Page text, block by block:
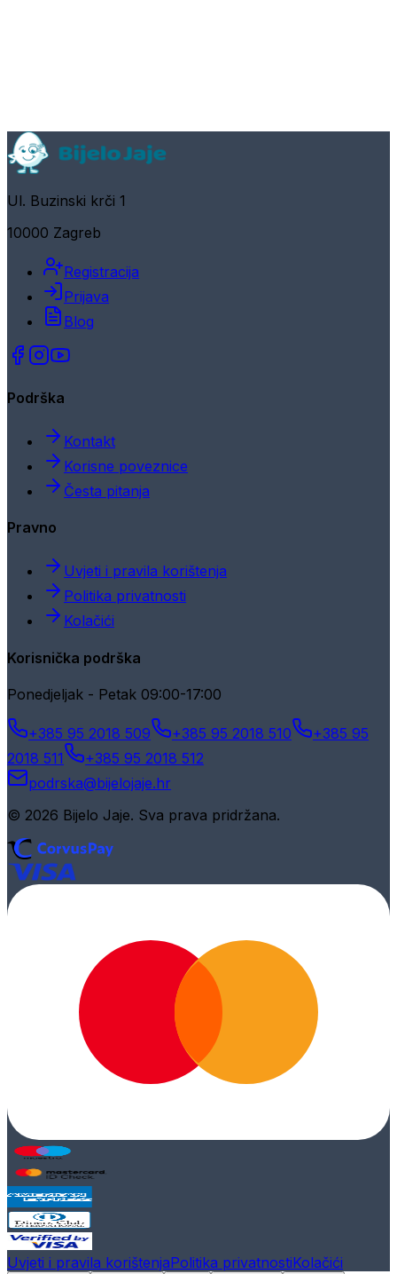
Ul. Buzinski krči 1
10000 Zagreb
Registracija
Prijava
Blog
Podrška
Kontakt
Korisne poveznice
Česta pitanja
Pravno
Uvjeti i pravila korištenja
Politika privatnosti
Kolačići
Korisnička podrška
Ponedjeljak - Petak 09:00-17:00
+385 95 2018 509 +385 95 2018 510
+385 95
2018 511
+385 95 2018 512
podrska@bijelojaje.hr
© 2026 Bijelo Jaje. Sva prava pridržana.
Uvjeti i pravila korištenjaPolitika privatnostiKolačići